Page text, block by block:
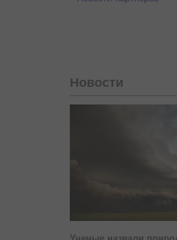
Новости